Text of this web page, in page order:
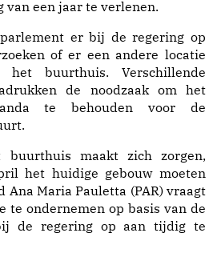
van een jaar te verlenen.
er bij de regering op
of er een andere locatie
buurthuis. Verschillende
de noodzaak om het
te behouden voor de
maakt zich zorgen,
het huidige gebouw moeten
Maria Pauletta (PAR) vraagt
te ondernemen op basis van de
de regering op aan tijdig te